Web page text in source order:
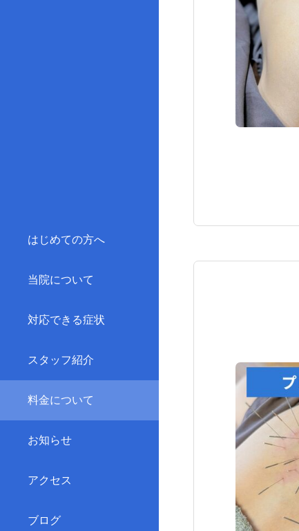
はじめての方へ
当院について
対応できる症状
スタッフ紹介
料金について
お知らせ
アクセス
ブログ